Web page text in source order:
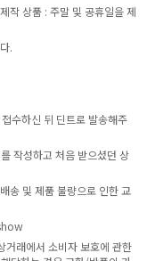
작 상품 : 주말 및 공휴일을 제
.
수하신 뒤 딘트로 발송해주
작성하고 처음 받으셨던 상
송 및 제품 불량으로 인한 교
거래에서 소비자 보호에 관한